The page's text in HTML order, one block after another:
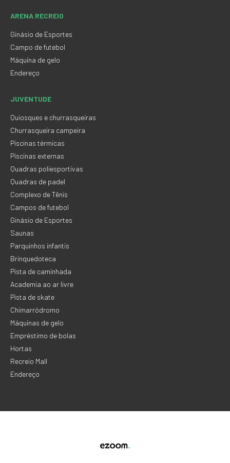
ARENA RECREIO
Ginásio de Esportes
Campo de futebol
Máquina de gelo
Endereço
JUVENTUDE
Quiosques e churrasqueiras
Churrasqueira campeira
Piscinas térmicas
Piscinas externas
Quadras poliesportivas
Quadras de padel
Complexo de Tênis
Campos de futebol
Ginásio de Esportes
Saunas
Parquinhos infantis
Brinquedoteca
Pista de caminhada
Academia ao ar livre
Pista de skate
Chimarródromo
Máquinas de gelo
Empréstimo de bolas
Hortas
Recreio Mall
Endereço